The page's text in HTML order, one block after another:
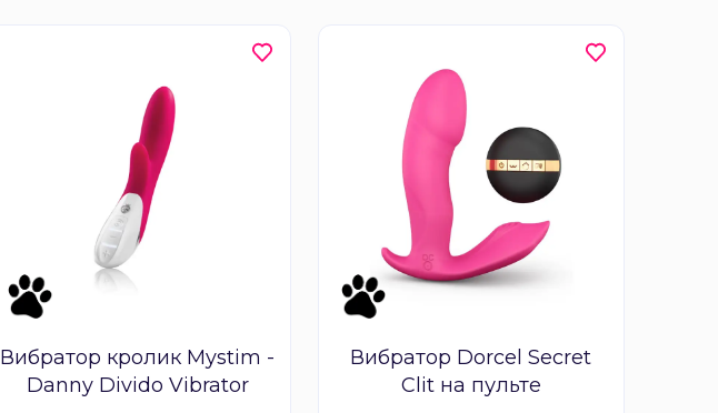
Вибратор кролик Mystim -
Danny Divido Vibrator
Вибратор Dorcel Secret
Clit на пульте